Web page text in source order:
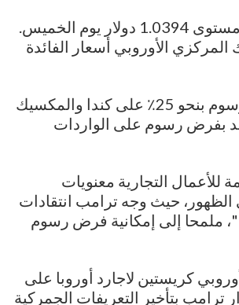
وفي القارة، انخفض اليورو بنسبة 0.15٪ عند مستوى 1.0394 دولار يوم الخميس.
الأوروبي أسعار الفائدة
وحتى الآن هذا الأسبوع، اقترح ترامب فرض رسوم بنحو 25٪ على كندا والمكسيك
من 1 فبراير. كما وعد بفرض رسوم على الواردات
للأعمال التجارية معنويات
حيث وجه ترامب انتقادات
ملمحا إلى إمكانية فرض رسوم
كريستين لاجارد أوروبا على
ترامب بتأخير التعريفات الجمركية